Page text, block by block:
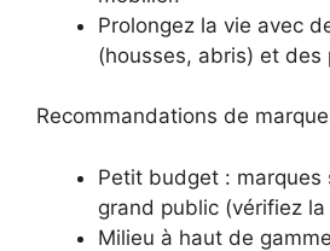
Prolongez la vie avec
(housses, abris) et des
Recommandations de
Petit budget : marques
grand public (vérifiez
Milieu à haut de